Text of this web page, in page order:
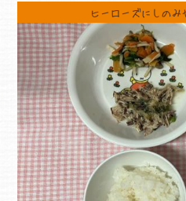
ヒーローズにしのみ